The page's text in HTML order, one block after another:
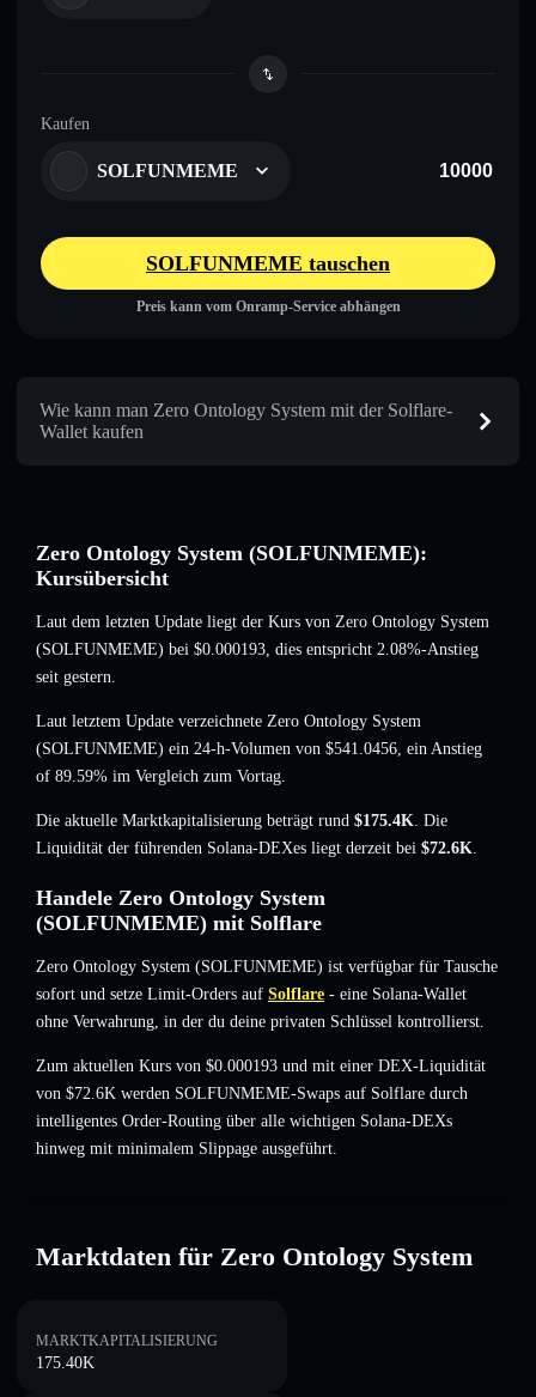
Kaufen
SOLFUNMEME
SOLFUNMEME tauschen
Preis kann vom Onramp-Service abhängen
Wie kann man Zero Ontology System mit der Solflare-
Wallet kaufen
Zero Ontology System (SOLFUNMEME):
Kursübersicht
Laut dem letzten Update liegt der Kurs von Zero Ontology System
(SOLFUNMEME) bei $0.000193, dies entspricht 2.08%-Anstieg
seit gestern.
Laut letztem Update verzeichnete Zero Ontology System
(SOLFUNMEME) ein 24-h-Volumen von $541.0456, ein Anstieg
of 89.59% im Vergleich zum Vortag.
Die aktuelle Marktkapitalisierung beträgt rund $175.4K. Die
Liquidität der führenden Solana-DEXes liegt derzeit bei $72.6K.
Handele Zero Ontology System
(SOLFUNMEME) mit Solflare
Zero Ontology System (SOLFUNMEME) ist verfügbar für Tausche
sofort und setze Limit-Orders auf Solflare - eine Solana-Wallet
ohne Verwahrung, in der du deine privaten Schlüssel kontrollierst.
Zum aktuellen Kurs von $0.000193 und mit einer DEX-Liquidität
von $72.6K werden SOLFUNMEME-Swaps auf Solflare durch
intelligentes Order-Routing über alle wichtigen Solana-DEXs
hinweg mit minimalem Slippage ausgeführt.
Marktdaten für Zero Ontology System
MARKTKAPITALISIERUNG
175.40K